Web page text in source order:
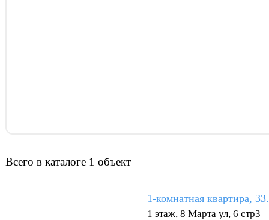
Всего в каталоге 1 объект
1-комнатная квартира,
1 этаж, 8 Марта ул, 6 стр3